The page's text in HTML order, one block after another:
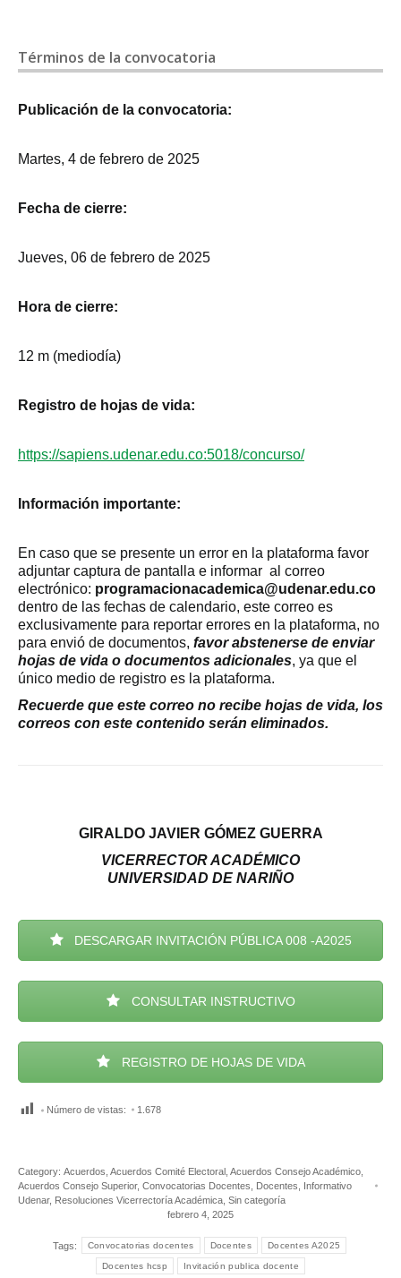
Términos de la convocatoria
Publicación de la convocatoria:
Martes, 4 de febrero de 2025
Fecha de cierre:
Jueves, 06 de febrero de 2025
Hora de cierre:
12 m (mediodía)
Registro de hojas de vida:
https://sapiens.udenar.edu.co:5018/concurso/
Información importante:
En caso que se presente un error en la plataforma favor
adjuntar captura de pantalla e informar al correo
electrónico: programacionacademica@udenar.edu.co
dentro de las fechas de calendario, este correo es
exclusivamente para reportar errores en la plataforma, no
para envió de documentos, favor abstenerse de enviar
hojas de vida o documentos adicionales, ya que el
único medio de registro es la plataforma.
Recuerde que este correo no recibe hojas de vida, los
correos con este contenido serán eliminados.
GIRALDO JAVIER GÓMEZ GUERRA
VICERRECTOR ACADÉMICO
UNIVERSIDAD DE NARIÑO
DESCARGAR INVITACIÓN PÚBLICA 008 -A2025
CONSULTAR INSTRUCTIVO
REGISTRO DE HOJAS DE VIDA
Número de vistas: 1.678
Category: Acuerdos Acuerdos Comité Electoral Acuerdos Consejo Académico
Acuerdos Consejo Superior, Convocatorias Docentes Docentes
Informativo
Udenar, Resoluciones Vicerrectoría Académica Sin categoría
febrero 4, 2025
Tags: Convocatorias docentes Docentes Docentes A2025
Docentes hcsp Invitación publica docente